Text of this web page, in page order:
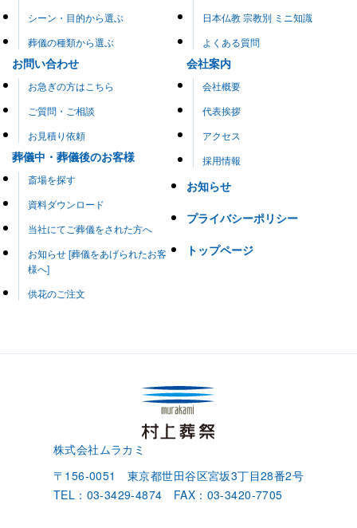
シーン・目的から選ぶ
葬儀の種類から選ぶ
日本仏教 宗教別 ミニ知識
よくある質問
お問い合わせ
お急ぎの方はこちら
ご質問・ご相談
お見積り依頼
葬儀中・葬儀後のお客様
斎場を探す
資料ダウンロード
当社にてご葬儀をされた方へ
お知らせ [葬儀をあげられたお客
様へ]
供花のご注文
会社案内
会社概要
代表挨拶
アクセス
採用情報
お知らせ
プライバシーポリシー
トップページ
株式会社ムラカミ
〒156-0051 東京都世田谷区宮坂3丁目28番2号
TEL：03-3429-4874 FAX：03-3420-7705